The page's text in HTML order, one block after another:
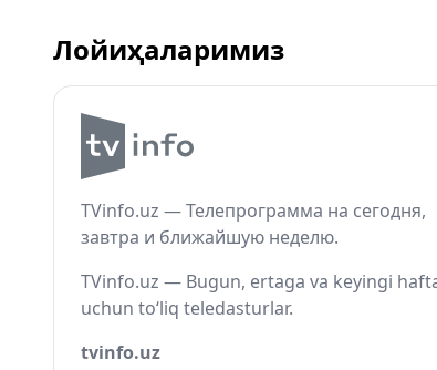
Лойиҳаларимиз
TVinfo.uz — Телепрограмма на сегодня,
завтра и ближайшую неделю.
TVinfo.uz — Bugun, ertaga va keyingi
uchun to‘liq teledasturlar.
tvinfo.uz